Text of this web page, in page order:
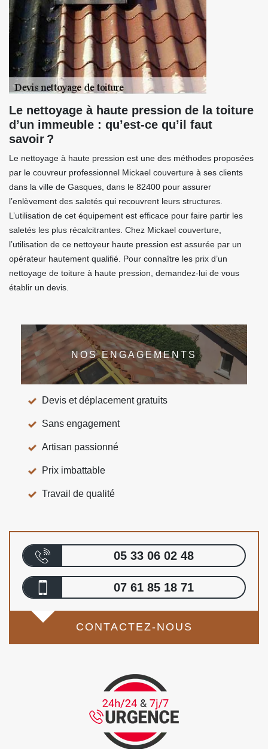
Le nettoyage à haute pression de la toiture
d’un immeuble : qu’est-ce qu’il faut
savoir ?
Le nettoyage à haute pression est une des méthodes proposées
par le couvreur professionnel Mickael couverture à ses clients
dans la ville de Gasques, dans le 82400 pour assurer
l’enlèvement des saletés qui recouvrent leurs structures.
L’utilisation de cet équipement est efficace pour faire partir les
saletés les plus récalcitrantes. Chez Mickael couverture,
l’utilisation de ce nettoyeur haute pression est assurée par un
opérateur hautement qualifié. Pour connaître les prix d’un
nettoyage de toiture à haute pression, demandez-lui de vous
établir un devis.
NOS ENGAGEMENTS
Devis et déplacement gratuits
Sans engagement
Artisan passionné
Prix imbattable
Travail de qualité
05 33 06 02 48
07 61 85 18 71
CONTACTEZ-NOUS